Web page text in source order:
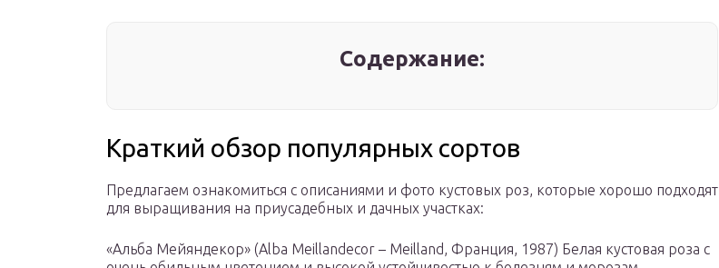
Содержание:
Краткий обзор популярных сортов
Предлагаем ознакомиться с описаниями и фото кустовых роз, которые хорошо подходят
для выращивания на приусадебных и дачных участках:
«Альба Мейяндекор» (Alba Meillandecor – Meilland, Франция, 1987) Белая кустовая роза с